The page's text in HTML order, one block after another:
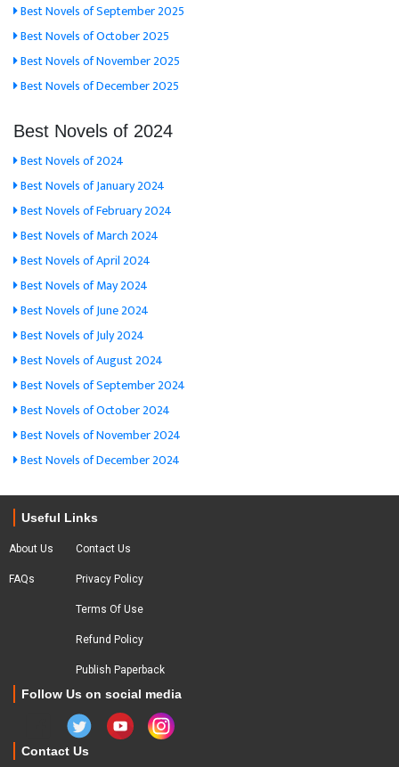
Best Novels of September 2025
Best Novels of October 2025
Best Novels of November 2025
Best Novels of December 2025
Best Novels of 2024
Best Novels of 2024
Best Novels of January 2024
Best Novels of February 2024
Best Novels of March 2024
Best Novels of April 2024
Best Novels of May 2024
Best Novels of June 2024
Best Novels of July 2024
Best Novels of August 2024
Best Novels of September 2024
Best Novels of October 2024
Best Novels of November 2024
Best Novels of December 2024
Useful Links
About Us
FAQs
Contact Us
Privacy Policy
Terms Of Use
Refund Policy
Publish Paperback
Follow Us on social media
Contact Us